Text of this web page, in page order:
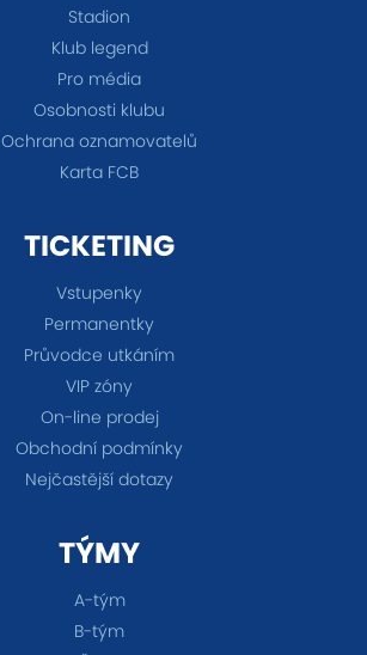
Stadion
Klub legend
Pro média
Osobnosti klubu
Ochrana oznamovatelů
Karta FCB
TICKETING
Vstupenky
Permanentky
Průvodce utkáním
VIP zóny
On-line prodej
Obchodní podmínky
Nejčastější dotazy
TÝMY
A-tým
B-tým